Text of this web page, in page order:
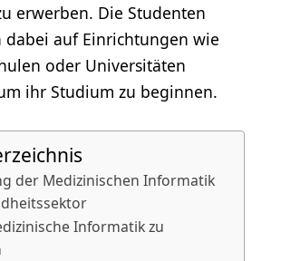
erwerben. Die Studenten
dabei auf Einrichtungen wie
oder Universitäten
ihr Studium zu beginnen.
der Medizinischen Informatik
Informatik zu